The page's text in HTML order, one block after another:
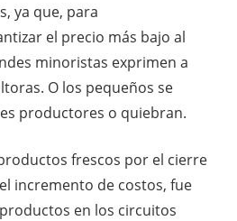
ya que, para
el precio más bajo al
minoristas exprimen a
O los pequeños se
productores o quiebran.
frescos por el cierre
incremento de costos, fue
en los circuitos